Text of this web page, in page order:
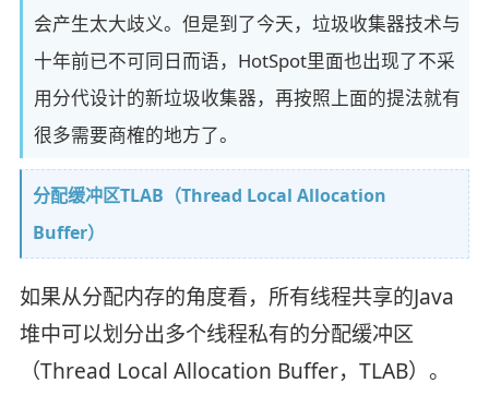
会产生太大歧义。但是到了今天，垃圾收集器技术与
十年前已不可同日而语，HotSpot里面也出现了不采
用分代设计的新垃圾收集器，再按照上面的提法就有
很多需要商榷的地方了。
分配缓冲区TLAB（Thread Local Allocation
Buffer）
如果从分配内存的角度看，所有线程共享的Java
堆中可以划分出多个线程私有的分配缓冲区
（Thread Local Allocation Buffer，TLAB）。